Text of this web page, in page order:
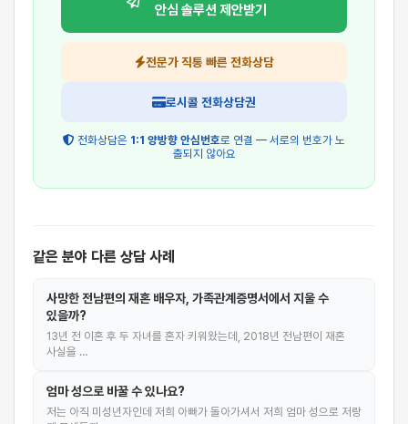
안심 솔루션 제안받기
전문가 직통 빠른 전화상담
로시콜 전화상담권
전화상담은 1:1 양방향 안심번호로 연결 — 서로의 번호가 노
출되지 않아요
같은 분야 다른 상담 사례
사망한 전남편의 재혼 배우자, 가족관계증명서에서 지울 수
있을까?
13년 전 이혼 후 두 자녀를 혼자 키워왔는데, 2018년 전남편이 재혼
사실을 …
엄마 성으로 바꿀 수 있나요?
저는 아직 미성년자인데 저희 아빠가 돌아가셔서 저희 엄마 성으로 저랑